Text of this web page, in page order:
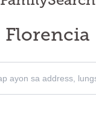
Florencia